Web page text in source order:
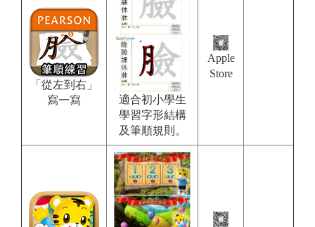
「從左到右」
寫一寫
適合初小學生
學習字形結構
及筆順規則。
Apple
Store